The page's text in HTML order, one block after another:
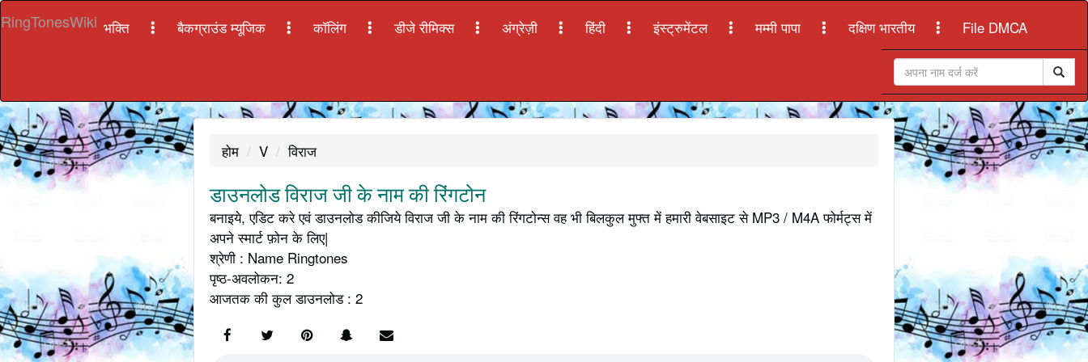
RingTonesWiki भक्ति बैकग्राउंड म्यूजिक कॉलिंग डीजे रीमिक्स अंग्रेज़ी हिंदी इंस्ट्रुमेंटल मम्मी पापा दक्षिण भारतीय File DMCA
होम V विराज
डाउनलोड विराज जी के नाम की रिंगटोन
बनाइये, एडिट करे एवं डाउनलोड कीजिये विराज जी के नाम की रिंगटोन्स वह भी बिलकुल मुफ्त में हमारी वेबसाइट से MP3 / M4A फोर्मट्स में
अपने स्मार्ट फ़ोन के लिए|
श्रेणी : Name Ringtones
पृष्ठ-अवलोकन: 2
आजतक की कुल डाउनलोड : 2